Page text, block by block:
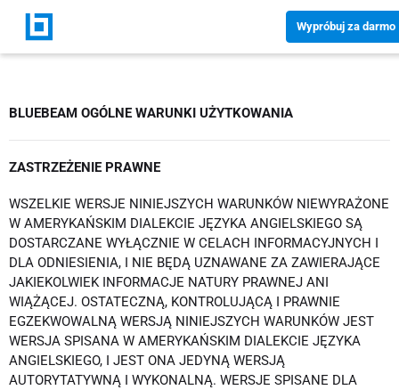
Wypróbuj za darmo
BLUEBEAM OGÓLNE WARUNKI UŻYTKOWANIA
ZASTRZEŻENIE PRAWNE
WSZELKIE WERSJE NINIEJSZYCH WARUNKÓW NIEWYRAŻONE
W AMERYKAŃSKIM DIALEKCIE JĘZYKA ANGIELSKIEGO SĄ
DOSTARCZANE WYŁĄCZNIE W CELACH INFORMACYJNYCH I
DLA ODNIESIENIA, I NIE BĘDĄ UZNAWANE ZA ZAWIERAJĄCE
JAKIEKOLWIEK INFORMACJE NATURY PRAWNEJ ANI
WIĄŻĄCEJ. OSTATECZNĄ, KONTROLUJĄCĄ I PRAWNIE
EGZEKWOWALNĄ WERSJĄ NINIEJSZYCH WARUNKÓW JEST
WERSJA SPISANA W AMERYKAŃSKIM DIALEKCIE JĘZYKA
ANGIELSKIEGO, I JEST ONA JEDYNĄ WERSJĄ
AUTORYTATYWNĄ I WYKONALNĄ. WERSJE SPISANE DLA